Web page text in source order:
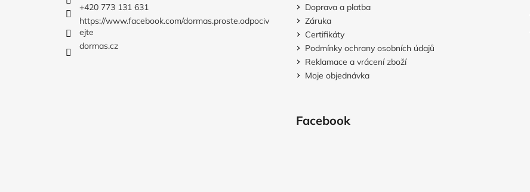
+420 773 131 631
https://www.facebook.com/dormas.proste.odpociv
ejte
dormas.cz
Doprava a platba
Záruka
Certifikáty
Podmínky ochrany osobních údajů
Reklamace a vrácení zboží
Moje objednávka
Facebook